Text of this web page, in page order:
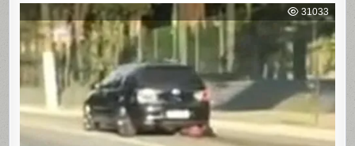
É
E
POR
APÓS
BRIGA
EM
CASA
SHOWS
SÃO
PAULO
31033